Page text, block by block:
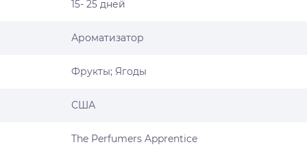
15- 25 дней
Ароматизатор
Фрукты; Ягоды
США
The Perfumers Apprentice